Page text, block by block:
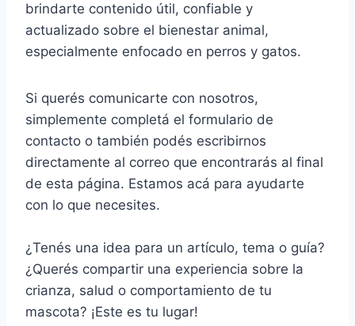
brindarte contenido útil, confiable y
actualizado sobre el bienestar animal,
especialmente enfocado en perros y gatos.
Si querés comunicarte con nosotros,
simplemente completá el formulario de
contacto o también podés escribirnos
directamente al correo que encontrarás al final
de esta página. Estamos acá para ayudarte
con lo que necesites.
¿Tenés una idea para un artículo, tema o guía?
¿Querés compartir una experiencia sobre la
crianza, salud o comportamiento de tu
mascota? ¡Este es tu lugar!